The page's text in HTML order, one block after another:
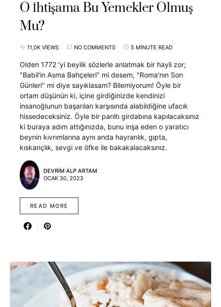
O İhtişama Bu Yemekler Olmuş
Mu?
11,0K VIEWS NO COMMENTS 5 MINUTE READ
Olden 1772 'yi beylik sözlerle anlatmak bir hayli zor;
"Babil'in Asma Bahçeleri" mi desem, "Roma'nın Son
Günleri" mi diye sayıklasam? Bilemiyorum! Öyle bir
ortam düşünün ki, içine girdiğinizde kendinizi
insanoğlunun başarıları karşısında alabildiğine ufacık
hissedeceksiniz. Öyle bir parıltı girdabına kapılacaksınız
ki buraya adım attığınızda, bunu inşa eden o yaratıcı
beynin kıvrımlarına aynı anda hayranlık, gıpta,
kıskançlık, sevgi ve öfke ile bakakalacaksınız.
DEVRIM ALP ARTAM
OCAK 30, 2023
READ MORE